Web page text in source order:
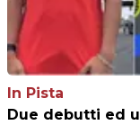
In Pista
Due debutti ed